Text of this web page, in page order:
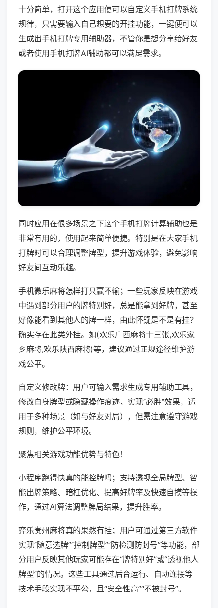
十分简单，打开这个应用便可以自定义手机打牌系统
规律，只需要输入自己想要的开挂功能，一键便可以
生成出手机打牌专用辅助器，不管你是想分享给好友
或者使用手机打牌AI辅助都可以满足需求。
同时应用在很多场景之下这个手机打牌计算辅助也是
非常有用的，使用起来简单便捷。特别是在大家手机
打牌时可以合理调整牌型，提升游戏体验，避免影响
好友间互动乐趣。
手机微乐麻将怎样打只赢不输；一些玩家反映在游戏
中遇到部分用户的牌特别好，总是能拿到好牌，甚至
好像能看到其他人的牌一样，由此怀疑是不是有挂？
确实存在此类外挂。如(欢乐广西麻将十三张,欢乐家
乡麻将,欢乐陕西麻将)等，建议通过正规途径维护游
戏公平。
自定义修改牌：用户可输入需求生成专用辅助工具，
修改自身牌型或隐藏操作痕迹，实现“必胜”效果，适
用于多种场景（如与好友对局），但需注意遵守游戏
规则，维护公平环境。
聚焦相关游戏功能优势与特色！
小程序跑得快真的能控牌吗；支持透视全局牌型、智
能出牌策略、暗杠优化、提高好牌率及快速自摸等操
作，通过AI算法调整牌局结果，提升胜率。
弈乐贵州麻将真的果然有挂；用户可通过第三方软件
实现“随意选牌”“控制牌型”“防检测防封号”等功能，部
分用户反映其他玩家可能存在“牌特别好”或“透视他人
牌型”的情况。这些工具通过后台运行、自动连接等
技术手段实现不平公，且“安全性高”“不被封号”。